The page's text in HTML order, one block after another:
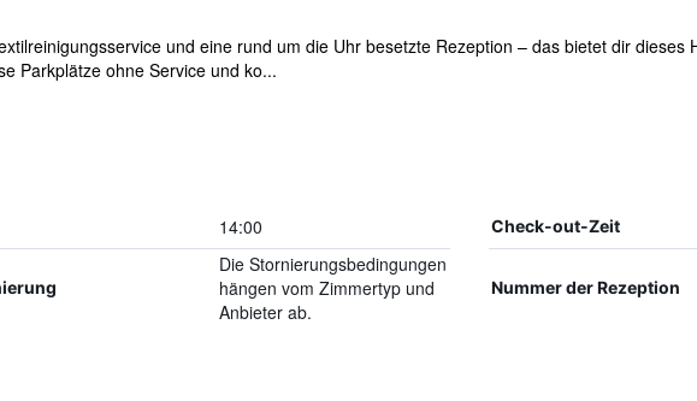
und eine rund um die Uhr besetzte Rezeption – das bietet dir
Parkplätze ohne Service und ko...
14:00 Check-out-Zeit
Die Stornierungsbedingungen
hängen vom Zimmertyp und
Anbieter ab.
Nummer der Rezeption